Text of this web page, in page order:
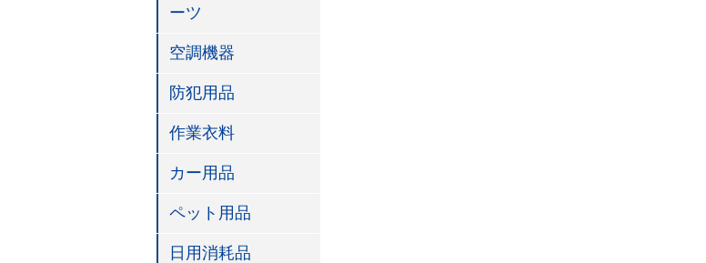
ーツ
空調機器
防犯用品
作業衣料
カー用品
ペット用品
日用消耗品